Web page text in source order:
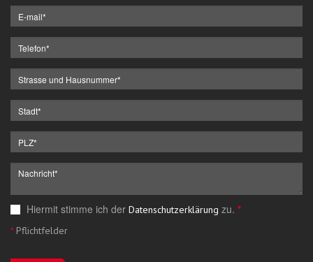
Hiermit stimme ich der Datenschutzerklärung zu. *
*Pflichtfelder